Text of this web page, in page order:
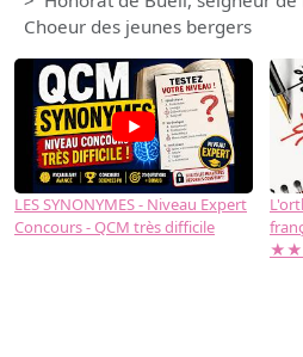
Choeur des jeunes bergers
LES SYNONYMES - Niveau Expert
Concours - QCM très difficile